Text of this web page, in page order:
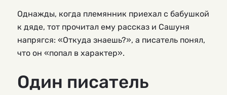
Однажды, когда племянник приехал с бабушкой
к дяде, тот прочитал ему рассказ и Сашуня
напрягся: «Откуда знаешь?», а писатель понял,
что он «попал в характер».
Один писатель